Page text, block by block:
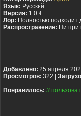
Язык: Русский
Версия: 1.0.4
Лор: Полностью подходит
Распространение: Ни при
Добавлено: 25 апреля
Просмотров: 322 |
Понравилось: 3